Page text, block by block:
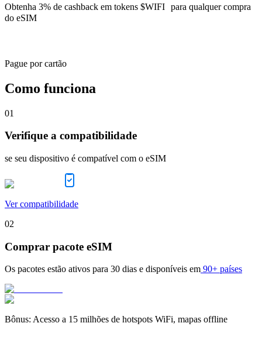
Obtenha 3% de cashback em tokens $WIFI para qualquer compra
do eSIM
Pague por cartão
Como funciona
01
Verifique a compatibilidade
se seu dispositivo é compatível com o eSIM
Ver compatibilidade
02
Comprar pacote eSIM
Os pacotes estão ativos para 30 dias e disponíveis em 90+ países
Bônus: Acesso a 15 milhões de hotspots WiFi, mapas offline